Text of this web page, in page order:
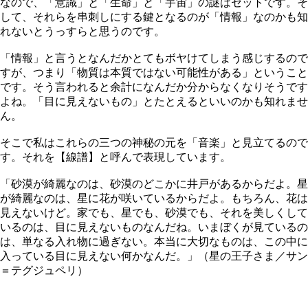
して、それらを串刺しにする鍵となるのが「情報」なのかも知
れないとうっすらと思うのです。
「情報」と言うとなんだかとてもボヤけてしまう感じするので
すが、つまり「物質は本質ではない可能性がある」ということ
です。そう言われると余計になんだか分からなくなりそうです
よね。「目に見えないもの」とたとえるといいのかも知れませ
ん。
そこで私はこれらの三つの神秘の元を「音楽」と見立てるので
す。それを【線譜】と呼んで表現しています。
「砂漠が綺麗なのは、砂漠のどこかに井戸があるからだよ。星
が綺麗なのは、星に花が咲いているからだよ。もちろん、花は
見えないけど。家でも、星でも、砂漠でも、それを美しくして
いるのは、目に見えないものなんだね。いまぼくが見ているの
は、単なる入れ物に過ぎない。本当に大切なものは、この中に
入っている目に見えない何かなんだ。」（星の王子さま／サン
＝テグジュペリ）